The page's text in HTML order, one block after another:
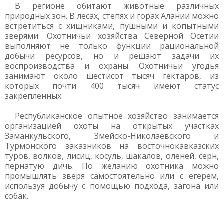
В регионе обитают животные различных
природных зон. В лесах, степях и горах Алании можно
встретиться с хищниками, пушными и копытными
зверями. Охотничьи хозяйства Северной Осетии
выполняют не только функции рациональной
добычи ресурсов, но и решают задачи их
воспроизводства и охраны. Охотничьи угодья
занимают около шестисот тысяч гектаров, из
которых почти 400 тысяч имеют статус
закрепленных.
Республиканское опытное хозяйство занимается
организацией охоты на открытых участках
Заманкульского, Змейско-Николаевского и
Турмонского заказников на восточнокавказских
туров, волков, лисиц, косуль, шакалов, оленей, серн,
пернатую дичь. По желанию охотника можно
промышлять зверя самостоятельно или с егерем,
используя добычу с помощью подхода, загона или
собак.